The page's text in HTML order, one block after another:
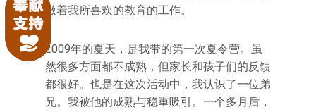
做着我所喜欢的教育的工作。
2009年的夏天，是我带的第一次夏令营。虽
然很多方面都不成熟，但家长和孩子们的反馈
都很好。也是在这次活动中，我认识了一位弟
兄。我被他的成熟与稳重吸引。一个多月后，